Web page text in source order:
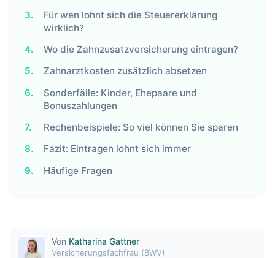
3.
Für wen lohnt sich die Steuererklärung
wirklich?
4.
Wo die Zahnzusatzversicherung eintragen?
5.
Zahnarztkosten zusätzlich absetzen
6.
Sonderfälle: Kinder, Ehepaare und
Bonuszahlungen
7.
Rechenbeispiele: So viel können Sie sparen
8.
Fazit: Eintragen lohnt sich immer
9.
Häufige Fragen
Von Katharina Gattner
Versicherungsfachfrau (BWV)